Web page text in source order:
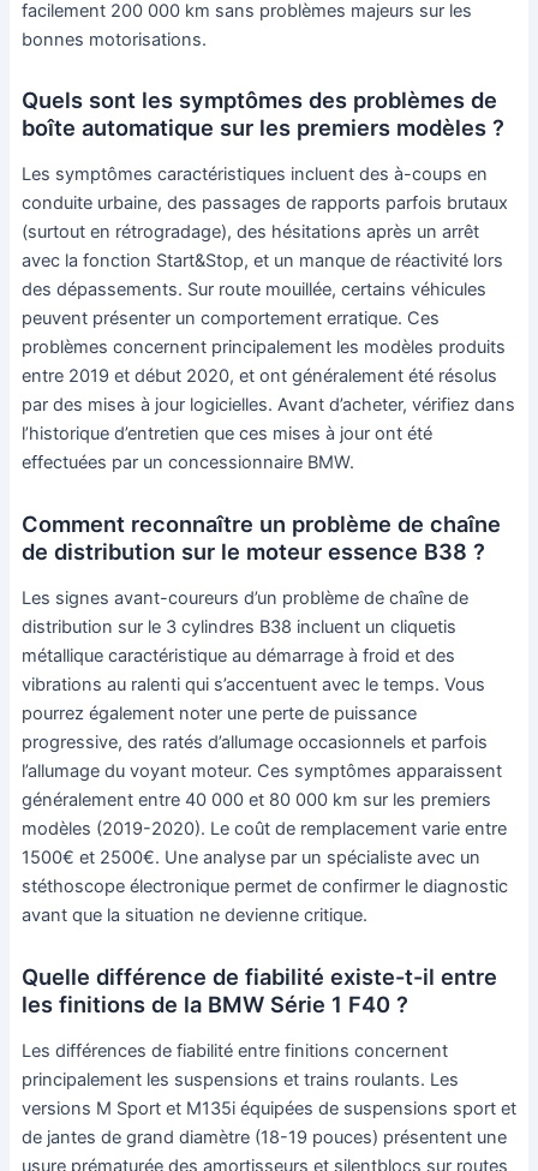
facilement 200 000 km sans problèmes majeurs sur les
bonnes motorisations.
Quels sont les symptômes des problèmes de
boîte automatique sur les premiers modèles ?
Les symptômes caractéristiques incluent des à-coups en
conduite urbaine, des passages de rapports parfois brutaux
(surtout en rétrogradage), des hésitations après un arrêt
avec la fonction Start&Stop, et un manque de réactivité lors
des dépassements. Sur route mouillée, certains véhicules
peuvent présenter un comportement erratique. Ces
problèmes concernent principalement les modèles produits
entre 2019 et début 2020, et ont généralement été résolus
par des mises à jour logicielles. Avant d’acheter, vérifiez dans
l’historique d’entretien que ces mises à jour ont été
effectuées par un concessionnaire BMW.
Comment reconnaître un problème de chaîne
de distribution sur le moteur essence B38 ?
Les signes avant-coureurs d’un problème de chaîne de
distribution sur le 3 cylindres B38 incluent un cliquetis
métallique caractéristique au démarrage à froid et des
vibrations au ralenti qui s’accentuent avec le temps. Vous
pourrez également noter une perte de puissance
progressive, des ratés d’allumage occasionnels et parfois
l’allumage du voyant moteur. Ces symptômes apparaissent
généralement entre 40 000 et 80 000 km sur les premiers
modèles (2019-2020). Le coût de remplacement varie entre
1500€ et 2500€. Une analyse par un spécialiste avec un
stéthoscope électronique permet de confirmer le diagnostic
avant que la situation ne devienne critique.
Quelle différence de fiabilité existe-t-il entre
les finitions de la BMW Série 1 F40 ?
Les différences de fiabilité entre finitions concernent
principalement les suspensions et trains roulants. Les
versions M Sport et M135i équipées de suspensions sport et
de jantes de grand diamètre (18-19 pouces) présentent une
usure prématurée des amortisseurs et silentblocs sur routes